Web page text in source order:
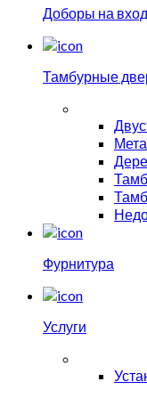
Доборы на
Тамбурные
Фурнитура
Услуги